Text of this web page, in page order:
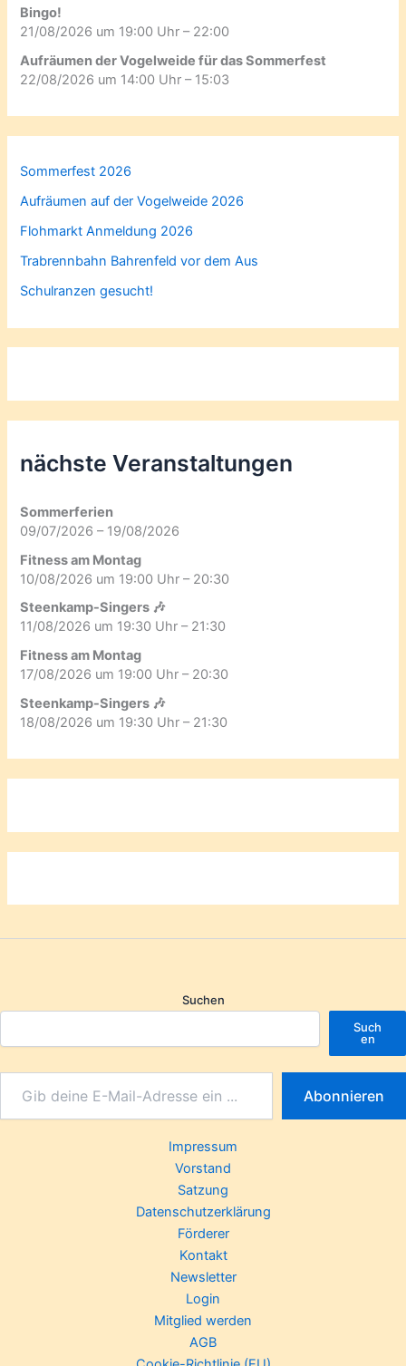
Bingo!
21/08/2026 um 19:00 Uhr – 22:00
Aufräumen der Vogelweide für das Sommerfest
22/08/2026 um 14:00 Uhr – 15:03
Sommerfest 2026
Aufräumen auf der Vogelweide 2026
Flohmarkt Anmeldung 2026
Trabrennbahn Bahrenfeld vor dem Aus
Schulranzen gesucht!
nächste Veranstaltungen
Sommerferien
09/07/2026 – 19/08/2026
Fitness am Montag
10/08/2026 um 19:00 Uhr – 20:30
Steenkamp-Singers 🎶
11/08/2026 um 19:30 Uhr – 21:30
Fitness am Montag
17/08/2026 um 19:00 Uhr – 20:30
Steenkamp-Singers 🎶
18/08/2026 um 19:30 Uhr – 21:30
Suchen
Such
en
Abonnieren
Impressum
Vorstand
Satzung
Datenschutzerklärung
Förderer
Kontakt
Newsletter
Login
Mitglied werden
AGB